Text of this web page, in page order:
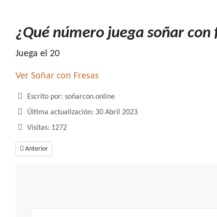
¿Qué número juega soñar con
Juega el 20
Ver Soñar con Fresas
Detalles
Escrito por: soñarcon.online
Última actualización: 30 Abril 2023
Visitas: 1272
Artículo anterior: ¿Qué número juega soñar con focas?
Anterior